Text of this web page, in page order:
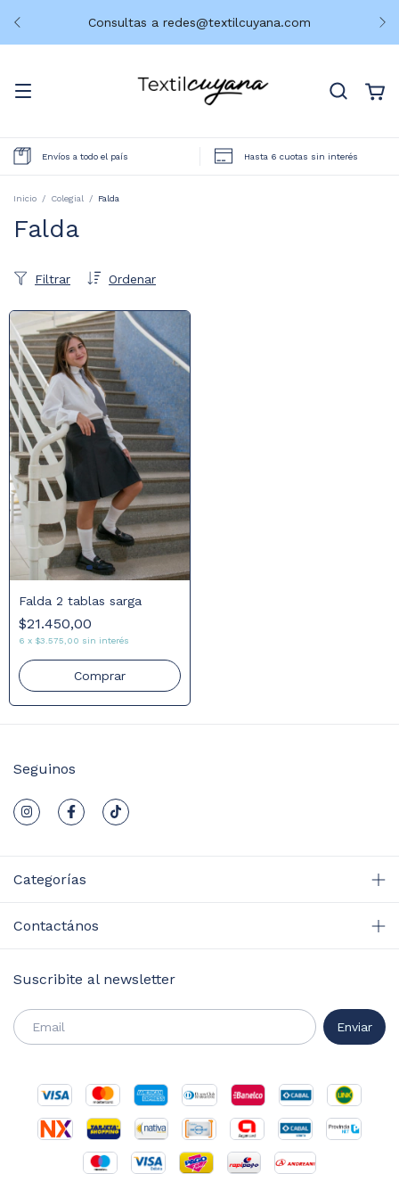
Consultas a redes@textilcuyana.com
Envíos a todo el país Hasta 6 cuotas sin interés
Inicio / Colegial / Falda
Falda
Ordenar
Filtrar
Falda 2 tablas sarga
$21.450,00
6 x $3.575,00 sin interés
Comprar
Seguinos
Categorías
Contactános
Suscribite al newsletter